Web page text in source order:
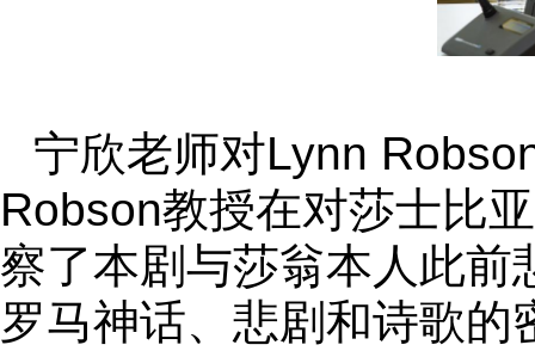
宁欣老师对Lynn
Robson教授在对莎士比
察了本剧与莎翁本人此前
罗马神话、悲剧和诗歌